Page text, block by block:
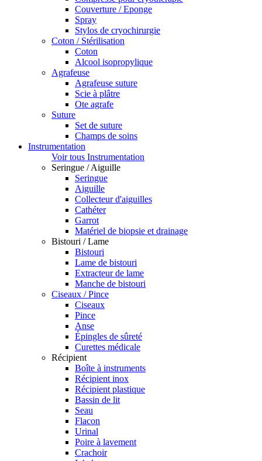
Couverture / Eponge
Spray
Stylos de cryochirurgie
Coton / Stérilisation
Coton
Alcool isopropylique
Agrafeuse
Agrafeuse suture
Scie à plâtre
Ote agrafe
Suture
Set de suture
Champs de soins
Instrumentation
Voir tous Instrumentation
Seringue / Aiguille
Seringue
Aiguille
Collecteur d'aiguilles
Cathéter
Garrot
Matériel de biopsie et drainage
Bistouri / Lame
Bistouri
Lame de bistouri
Extracteur de lame
Manche de bistouri
Ciseaux / Pince
Ciseaux
Pince
Anse
Épingles de sûreté
Curettes médicale
Récipient
Boîte à instruments
Récipient inox
Récipient plastique
Bassin de lit
Seau
Flacon
Urinal
Poire à lavement
Crachoir